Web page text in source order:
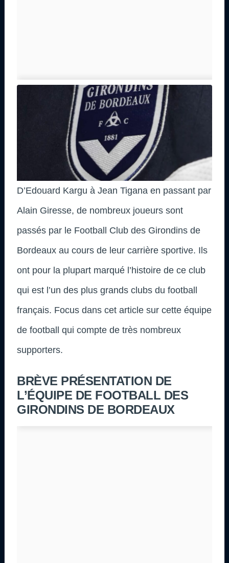
D’Edouard Kargu à Jean Tigana en passant par
Alain Giresse, de nombreux joueurs sont
passés par le Football Club des Girondins de
Bordeaux au cours de leur carrière sportive. Ils
ont pour la plupart marqué l’histoire de ce club
qui est l’un des plus grands clubs du football
français. Focus dans cet article sur cette équipe
de football qui compte de très nombreux
supporters.
BRÈVE PRÉSENTATION DE
L’ÉQUIPE DE FOOTBALL DES
GIRONDINS DE BORDEAUX